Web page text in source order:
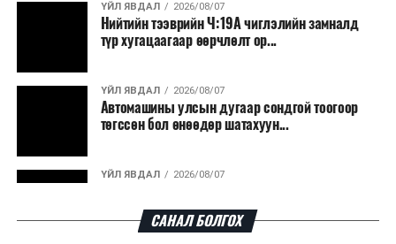
ҮЙЛ ЯВДАЛ 2026/08/07
Нийтийн тээврийн Ч:19А чиглэлийн замналд
түр хугацаагаар өөрчлөлт ор...
ҮЙЛ ЯВДАЛ 2026/08/07
Автомашины улсын дугаар сондгой тоогоор
төгссөн бол өнөөдөр шатахуун...
ҮЙЛ ЯВДАЛ 2026/08/07
САНАЛ БОЛГОХ